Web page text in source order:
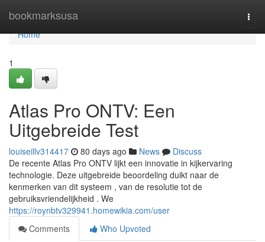
bookmarksusa
Home
Home
1
Atlas Pro ONTV: Een
Uitgebreide Test
louiseillv314417 80 days ago News
Discuss
De recente Atlas Pro ONTV lijkt een innovatie in kijkervaring
technologie. Deze uitgebreide beoordeling duikt naar de
kenmerken van dit systeem , van de resolutie tot de
gebruiksvriendelijkheid . We
https://roynbtv329941.homewikia.com/user
Comments
Who Upvoted